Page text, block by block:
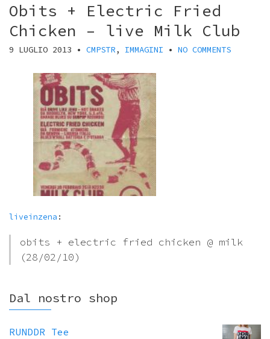
Obits + Electric Fried
Chicken – live Milk Club
9 LUGLIO 2013 • CMPSTR, IMMAGINI • NO COMMENTS
liveinzena :
obits + electric fried chicken @ milk
(28/02/10)
Dal nostro shop
RUNDDR Tee